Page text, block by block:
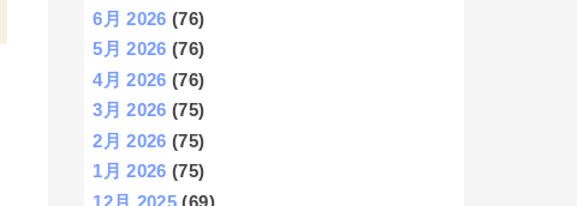
6月 2026 (76)
5月 2026 (76)
4月 2026 (76)
3月 2026 (75)
2月 2026 (75)
1月 2026 (75)
12月 2025 (69)